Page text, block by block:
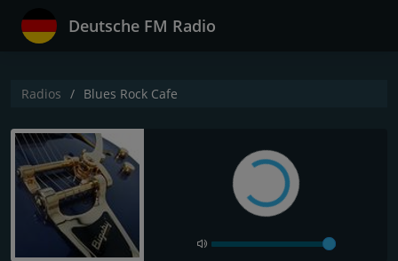
Deutsche FM Radio
Radios Blues Rock Cafe